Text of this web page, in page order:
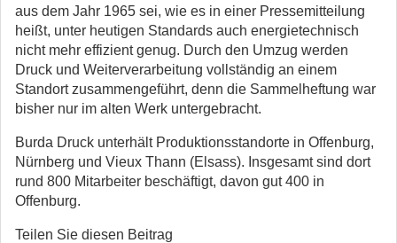
aus dem Jahr 1965 sei, wie es in einer Pressemitteilung
heißt, unter heutigen Standards auch energietechnisch
nicht mehr effizient genug. Durch den Umzug werden
Druck und Weiterverarbeitung vollständig an einem
Standort zusammengeführt, denn die Sammelheftung war
bisher nur im alten Werk untergebracht.
Burda Druck unterhält Produktionsstandorte in Offenburg,
Nürnberg und Vieux Thann (Elsass). Insgesamt sind dort
rund 800 Mitarbeiter beschäftigt, davon gut 400 in
Offenburg.
Teilen Sie diesen Beitrag